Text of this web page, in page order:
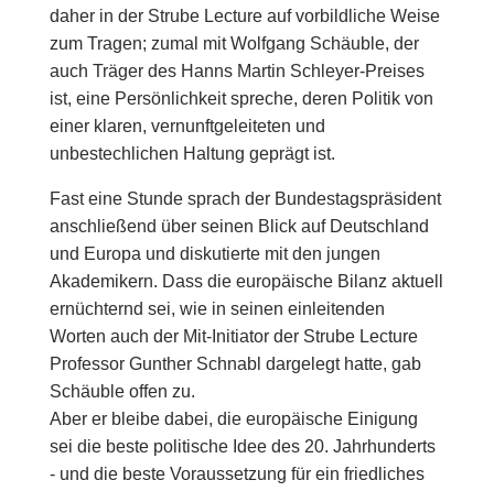
daher in der Strube Lecture auf vorbildliche Weise
zum Tragen; zumal mit Wolfgang Schäuble, der
auch Träger des Hanns Martin Schleyer-Preises
ist, eine Persönlichkeit spreche, deren Politik von
einer klaren, vernunftgeleiteten und
unbestechlichen Haltung geprägt ist.
Fast eine Stunde sprach der Bundestagspräsident
anschließend über seinen Blick auf Deutschland
und Europa und diskutierte mit den jungen
Akademikern. Dass die europäische Bilanz aktuell
ernüchternd sei, wie in seinen einleitenden
Worten auch der Mit-Initiator der Strube Lecture
Professor Gunther Schnabl dargelegt hatte, gab
Schäuble offen zu.
Aber er bleibe dabei, die europäische Einigung
sei die beste politische Idee des 20. Jahrhunderts
- und die beste Voraussetzung für ein friedliches